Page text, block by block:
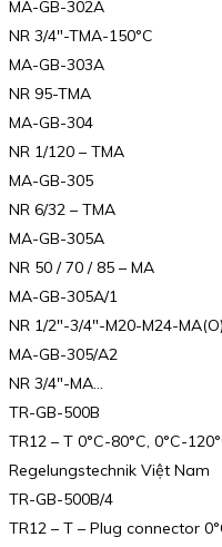
MA-GB-302A
NR 3/4″-TMA-150°C
MA-GB-303A
NR 95-TMA
MA-GB-304
NR 1/120 – TMA
MA-GB-305
NR 6/32 – TMA
MA-GB-305A
NR 50 / 70 / 85 – MA
MA-GB-305A/1
NR 1/2″-3/4″-M20-M24-
MA-GB-305/A2
NR 3/4″-MA…
TR-GB-500B
TR12 – T 0°C-80°C, 0°C-
Regelungstechnik Việt Nam
TR-GB-500B/4
TR12 – T – Plug connector